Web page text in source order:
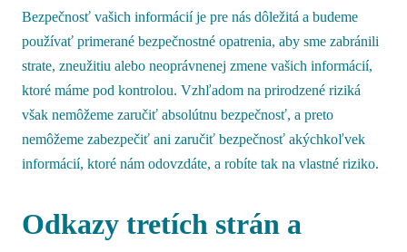
Bezpečnosť vašich informácií je pre nás dôležitá a budeme
používať primerané bezpečnostné opatrenia, aby sme zabránili
strate, zneužitiu alebo neoprávnenej zmene vašich informácií,
ktoré máme pod kontrolou. Vzhľadom na prirodzené riziká
však nemôžeme zaručiť absolútnu bezpečnosť, a preto
nemôžeme zabezpečiť ani zaručiť bezpečnosť akýchkoľvek
informácií, ktoré nám odovzdáte, a robíte tak na vlastné riziko.
Odkazy tretích strán a